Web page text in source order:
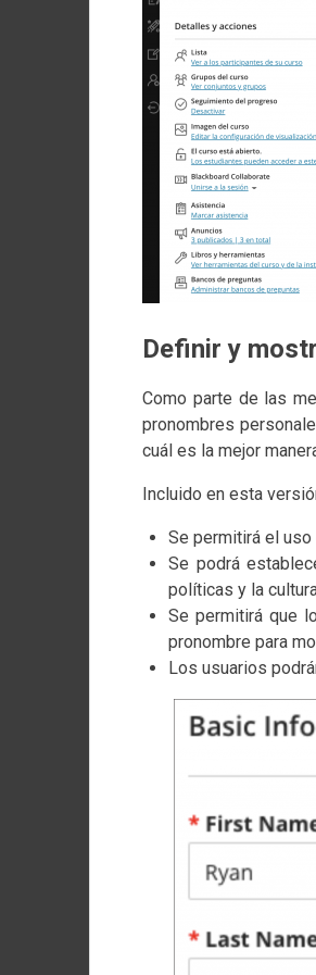
Definir y
Como parte de las
pronombres
cuál es la mejor
Incluido en esta
Se permitirá el
Se podrá
políticas y la
Se permitirá que
pronombre para
Los usuarios